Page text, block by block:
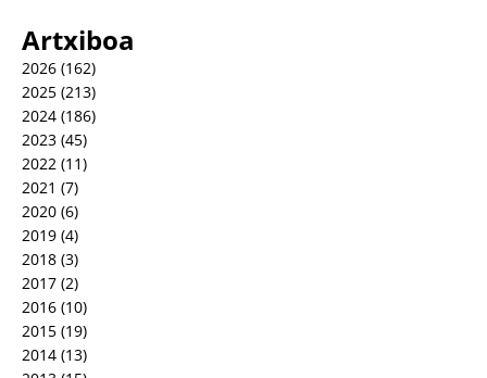
Artxiboa
2026 (162)
2025 (213)
2024 (186)
2023 (45)
2022 (11)
2021 (7)
2020 (6)
2019 (4)
2018 (3)
2017 (2)
2016 (10)
2015 (19)
2014 (13)